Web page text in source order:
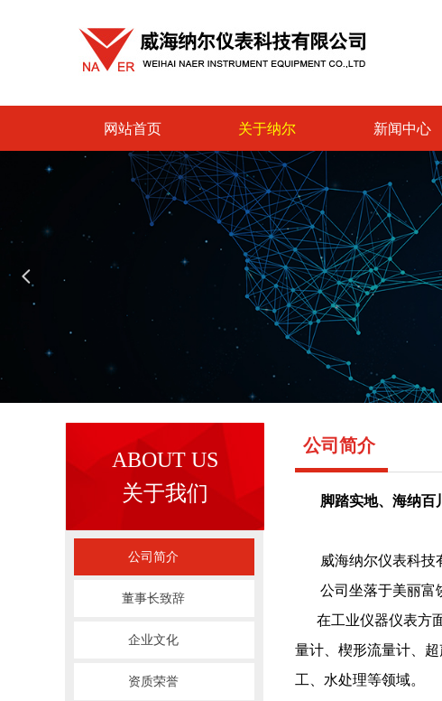
网站首页 关于纳尔 新闻中心
넳
公司简介
脚踏实地、海纳百
威海纳尔仪表科技有
公司坐落于美丽富饶
在工业仪器仪表方面
量计、楔形流量计、
工、水处理等领域。
公司简介
董事长致辞
企业文化
资质荣誉
ABOUT US
关于我们